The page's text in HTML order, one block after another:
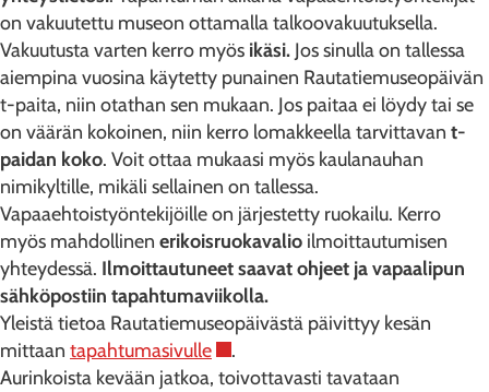
on vakuutettu museon ottamalla talkoovakuutuksella.
Vakuutusta varten kerro myös ikäsi. Jos sinulla on tallessa
aiempina vuosina käytetty punainen Rautatiemuseopäivän
t-paita, niin otathan sen mukaan. Jos paitaa ei löydy tai se
on väärän kokoinen, niin kerro lomakkeella tarvittavan t-
paidan koko. Voit ottaa mukaasi myös kaulanauhan
nimikyltille, mikäli sellainen on tallessa.
Vapaaehtoistyöntekijöille on järjestetty ruokailu. Kerro
myös mahdollinen erikoisruokavalio ilmoittautumisen
yhteydessä. Ilmoittautuneetsaavat ohjeet ja vapaalipun
sähköpostiin tapahtumaviikolla.
Yleistä tietoa Rautatiemuseopäivästä päivittyy kesän
mittaan tapahtumasivulle
.
Aurinkoista kevään jatkoa, toivottavasti tavataan